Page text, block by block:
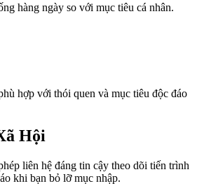
hàng ngày so với mục tiêu cá nhân.
hợp với thói quen và mục tiêu độc đáo
Hội
liên hệ đáng tin cậy theo dõi tiến trình
khi bạn bỏ lỡ mục nhập.